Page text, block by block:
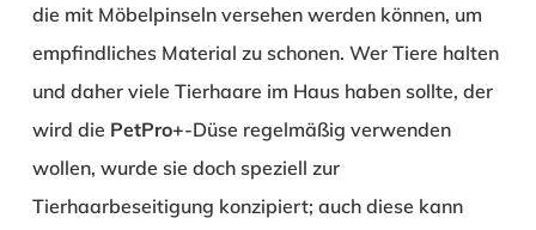
die mit Möbelpinseln versehen werden können, um
empfindliches Material zu schonen. Wer Tiere halten
und daher viele Tierhaare im Haus haben sollte, der
wird die PetPro+-Düse regelmäßig verwenden
wollen, wurde sie doch speziell zur
Tierhaarbeseitigung konzipiert; auch diese kann